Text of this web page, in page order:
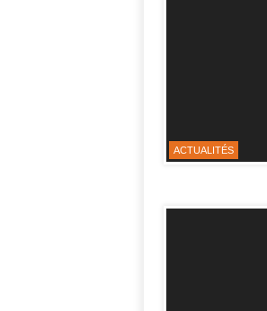
ACTUALITÉS